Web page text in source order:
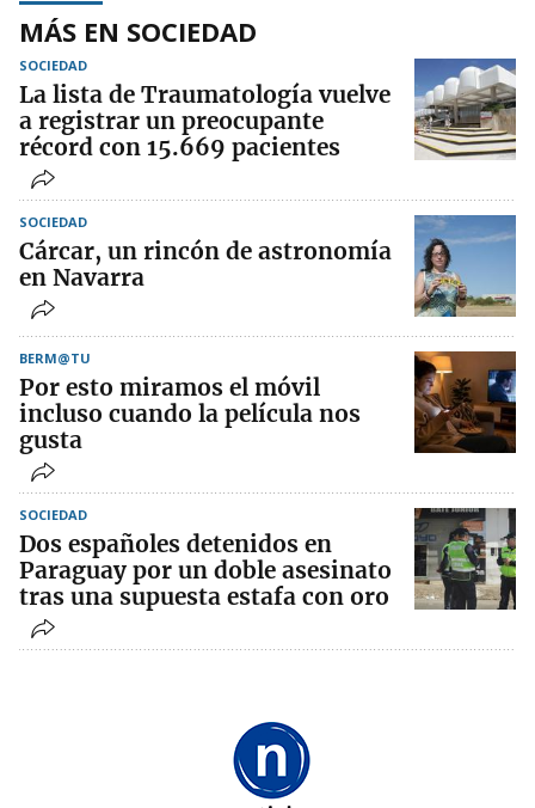
MÁS EN SOCIEDAD
SOCIEDAD
La lista de Traumatología vuelve
a registrar un preocupante
récord con 15.669 pacientes
SOCIEDAD
Cárcar, un rincón de astronomía
en Navarra
BERM@TU
Por esto miramos el móvil
incluso cuando la película nos
gusta
SOCIEDAD
Dos españoles detenidos en
Paraguay por un doble asesinato
tras una supuesta estafa con oro